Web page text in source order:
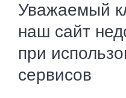
Уважаемый
наш сайт
при
сервисов